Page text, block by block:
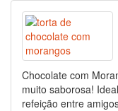
Chocolate com
muito saborosa!
refeição entre